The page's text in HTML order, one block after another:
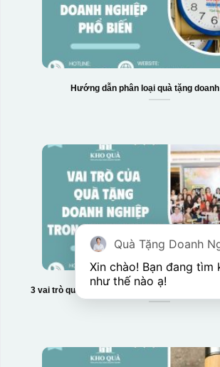
Hướng dẫn phân loại quà tặng
3 vai trò quan trọng của quà tặng doanh nghiệp
Quà Tặng Doanh
Xin chào! Bạn đang tìm
như thế nào ạ!